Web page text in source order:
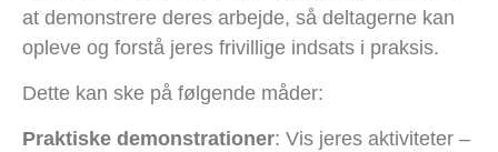
at demonstrere deres arbejde, så deltagerne kan
opleve og forstå jeres frivillige indsats i praksis.
Dette kan ske på følgende måder:
Praktiske demonstrationer: Vis jeres aktiviteter –